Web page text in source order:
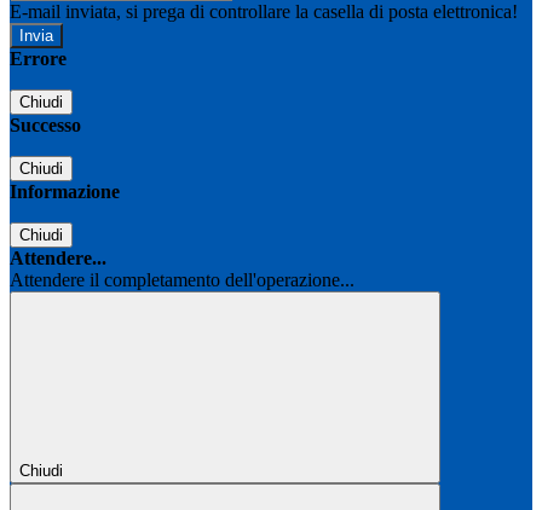
E-mail inviata, si prega di controllare la casella di posta elettronica!
Errore
Chiudi
Successo
Chiudi
Informazione
Chiudi
Attendere...
Attendere il completamento dell'operazione...
Chiudi